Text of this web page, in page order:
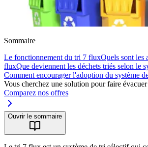
Sommaire
Le fonctionnement du tri 7 fluxQuels sont les
fluxQue deviennent les déchets triés selon le
Comment encourager l'adoption du système
Vous cherchez une solution pour faire
Comparez nos offres
Ouvrir le sommaire